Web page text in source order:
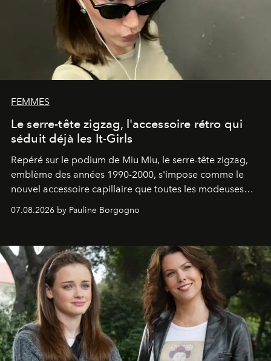
FEMMES
Le serre-tête zigzag, l'accessoire rétro qui
séduit déjà les It-Girls
Repéré sur le podium de Miu Miu, le serre-tête zigzag,
emblème des années 1990-2000, s'impose comme le
nouvel accessoire capillaire que toutes les modeuses
07.08.2026 by Pauline Borgogno